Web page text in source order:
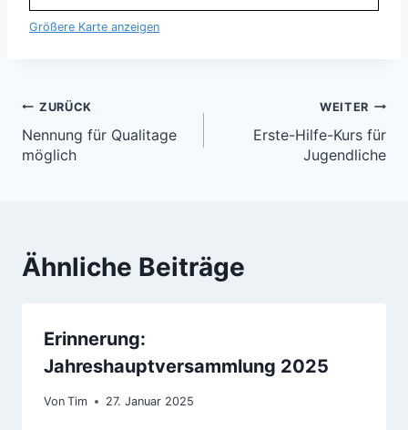
Größere Karte anzeigen
Beitragsnavigation
ZURÜCK
Nennung für Qualitage
möglich
WEITER
Erste-Hilfe-Kurs für
Jugendliche
Ähnliche Beiträge
Erinnerung:
Jahreshauptversammlung 2025
Von Tim 27. Januar 2025